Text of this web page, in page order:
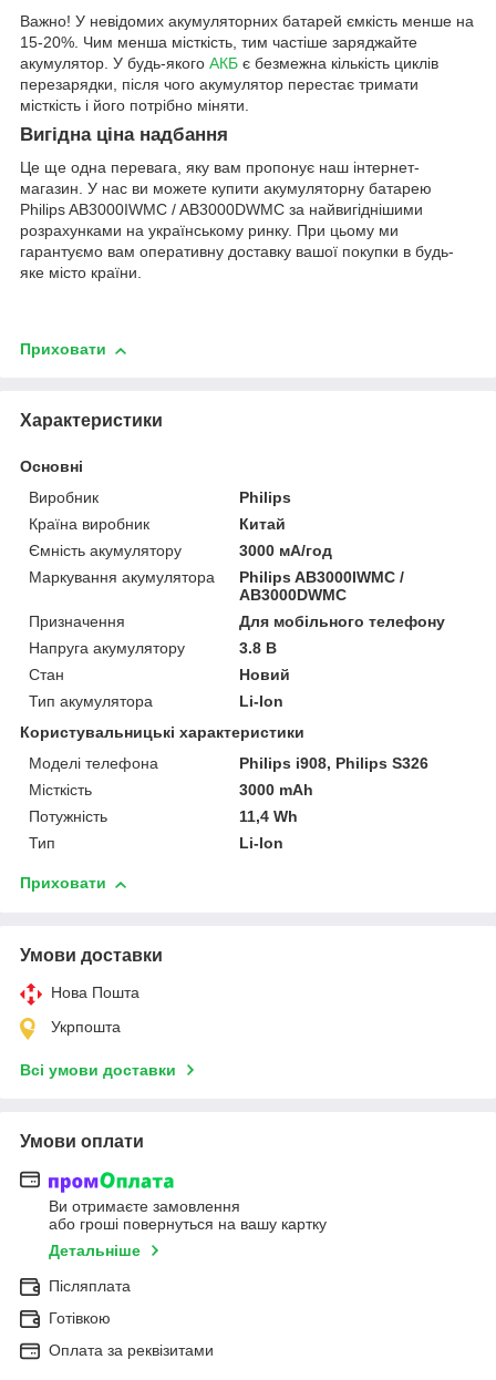
Важно! У невідомих акумуляторних батарей ємкість менше на
15-20%. Чим менша місткість, тим частіше заряджайте
акумулятор. У будь-якого АКБ є безмежна кількість циклів
перезарядки, після чого акумулятор перестає тримати
місткість і його потрібно міняти.
Вигідна ціна надбання
Це ще одна перевага, яку вам пропонує наш інтернет-
магазин. У нас ви можете купити акумуляторну батарею
Philips AB3000IWMC / AB3000DWMC за найвигіднішими
розрахунками на українському ринку. При цьому ми
гарантуємо вам оперативну доставку вашої покупки в будь-
яке місто країни.
Приховати
Характеристики
Основні
Виробник
Philips
Країна виробник
Китай
Ємність акумулятору
3000 мА/год
Маркування акумулятора
Philips AB3000IWMC /
AB3000DWMC
Призначення
Для мобільного телефону
Напруга акумулятору
3.8 В
Стан
Новий
Тип акумулятора
Li-Ion
Користувальницькі характеристики
Моделі телефона
Philips i908, Philips S326
Місткість
3000 mAh
Потужність
11,4 Wh
Тип
Li-Ion
Приховати
Умови доставки
Нова Пошта
Укрпошта
Всі умови доставки
Умови оплати
Ви отримаєте замовлення
або гроші повернуться на вашу картку
Детальніше
Післяплата
Готівкою
Оплата за реквізитами